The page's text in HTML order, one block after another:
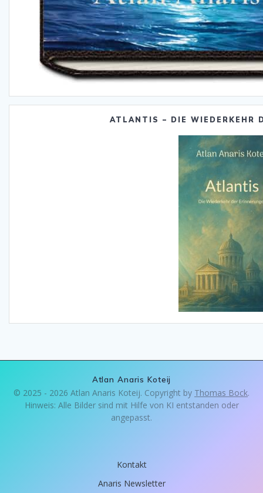
ATLANTIS – DIE WIEDERKEHR
Atlan Anaris Koteij
© 2025 - 2026 Atlan Anaris Koteij. Copyright by Thomas Bock.
Hinweis: Alle Bilder sind mit Hilfe von KI entstanden oder
angepasst.
Kontakt
Anaris Newsletter